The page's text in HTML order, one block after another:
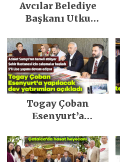
Avcılar Belediye
Başkanı Utku
tahliye edildi
Togay Çoban
Esenyurt’a
yatırımları açıkladı